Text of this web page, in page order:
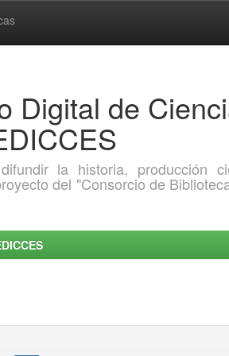
Digital de
la historia, producción
del "Consorcio de